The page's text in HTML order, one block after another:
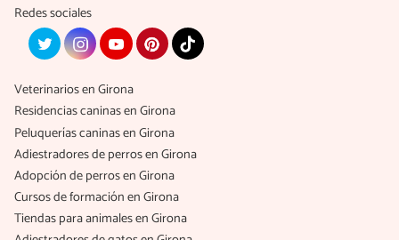
Redes sociales
Veterinarios en Girona
Residencias caninas en Girona
Peluquerías caninas en Girona
Adiestradores de perros en Girona
Adopción de perros en Girona
Cursos de formación en Girona
Tiendas para animales en Girona